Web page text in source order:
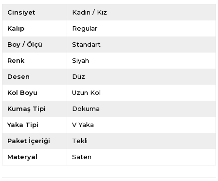
Cinsiyet Kadın / Kız
Kalıp Regular
Boy / Ölçü Standart
Renk Siyah
Desen Düz
Kol Boyu Uzun Kol
Kumaş Tipi Dokuma
Yaka Tipi V Yaka
Paket İçeriği Tekli
Materyal Saten